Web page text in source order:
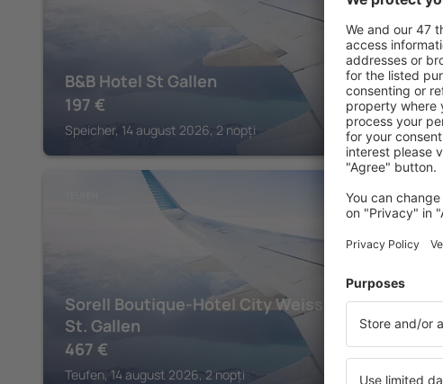
B&B Hotel St Gallen
197 €
Speicher, 14 august 2026, 2 nopți
Sorell Boutique-Hotel City Weissenstein
St. Gallen
467 €
Teufen, 14 august 2026, 2 nopți